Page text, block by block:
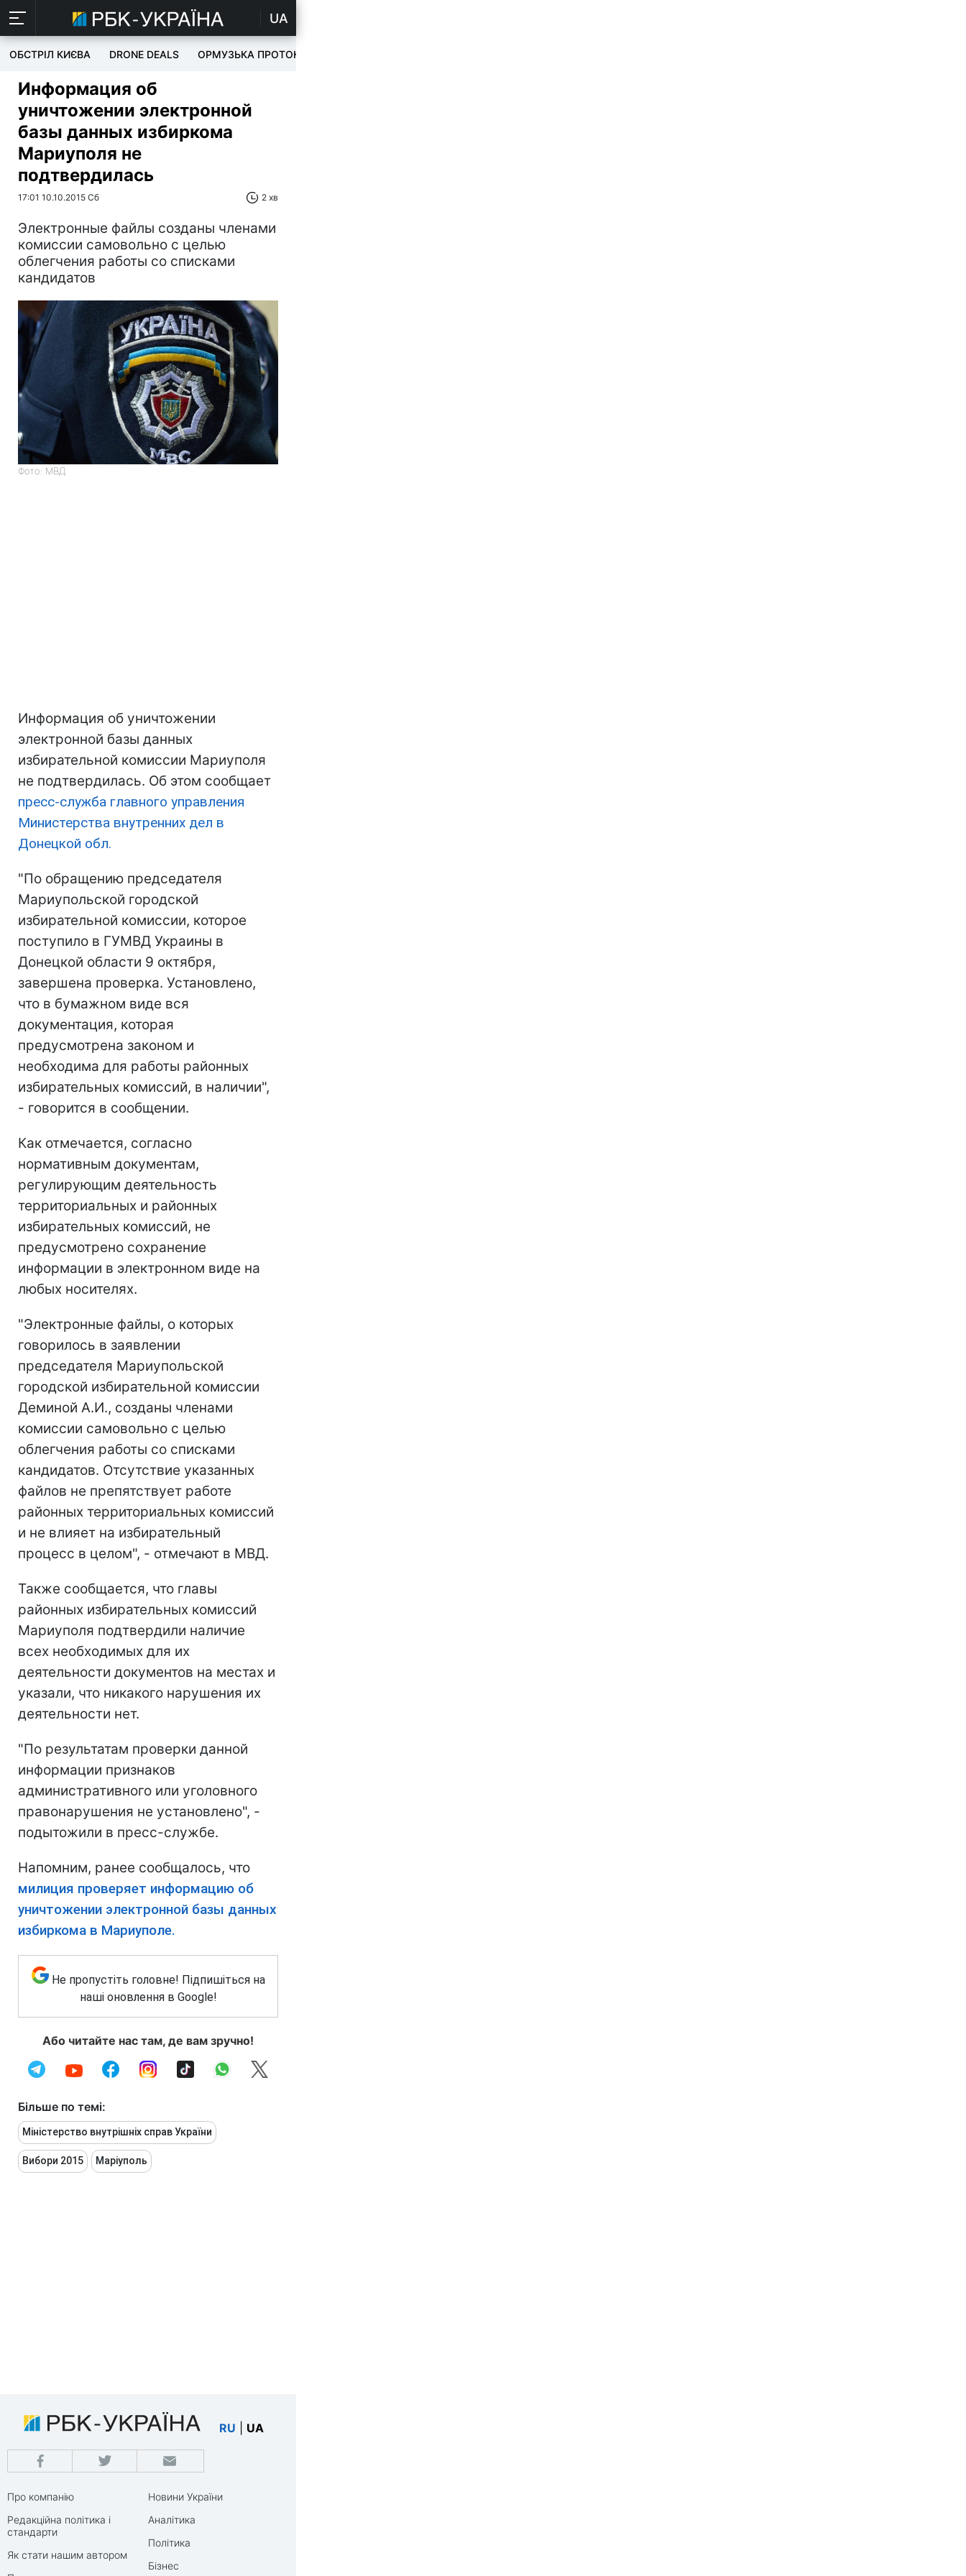
UA
ОБСТРІЛ КИЄВА DRONE DEALS ОРМУЗЬКА ПРОТОКА
Информация об
уничтожении электронной
базы данных избиркома
Мариуполя не
подтвердилась
17:01 10.10.2015 Сб 2 хв
Электронные файлы созданы членами
комиссии самовольно с целью
облегчения работы со списками
кандидатов
Фото: МВД
Информация об уничтожении
электронной базы данных
избирательной комиссии Мариуполя
не подтвердилась. Об этом сообщает
пресс-служба главного управления
Министерства внутренних дел в
Донецкой обл.
"По обращению председателя
Мариупольской городской
избирательной комиссии, которое
поступило в ГУМВД Украины в
Донецкой области 9 октября,
завершена проверка. Установлено,
что в бумажном виде вся
документация, которая
предусмотрена законом и
необходима для работы районных
избирательных комиссий, в наличии",
- говорится в сообщении.
Как отмечается, согласно
нормативным документам,
регулирующим деятельность
территориальных и районных
избирательных комиссий, не
предусмотрено сохранение
информации в электронном виде на
любых носителях.
"Электронные файлы, о которых
говорилось в заявлении
председателя Мариупольской
городской избирательной комиссии
Деминой А.И., созданы членами
комиссии самовольно с целью
облегчения работы со списками
кандидатов. Отсутствие указанных
файлов не препятствует работе
районных территориальных комиссий
и не влияет на избирательный
процесс в целом", - отмечают в МВД.
Также сообщается, что главы
районных избирательных комиссий
Мариуполя подтвердили наличие
всех необходимых для их
деятельности документов на местах и
​​указали, что никакого нарушения их
деятельности нет.
"По результатам проверки данной
информации признаков
административного или уголовного
правонарушения не установлено", -
подытожили в пресс-службе.
Напомним, ранее сообщалось, что
милиция проверяет информацию об
уничтожении электронной базы данных
избиркома в Мариуполе.
Не пропустіть головне! Підпишіться на
наші оновлення в Google!
Або читайте нас там, де вам зручно!
Більше по темі:
Міністерство внутрішніх справ України
Вибори 2015 Маріуполь
RU UA
Про компанію
Редакційна політика і
стандарти
Як стати нашим автором
Новини України
Аналітика
Політика
Бізнес